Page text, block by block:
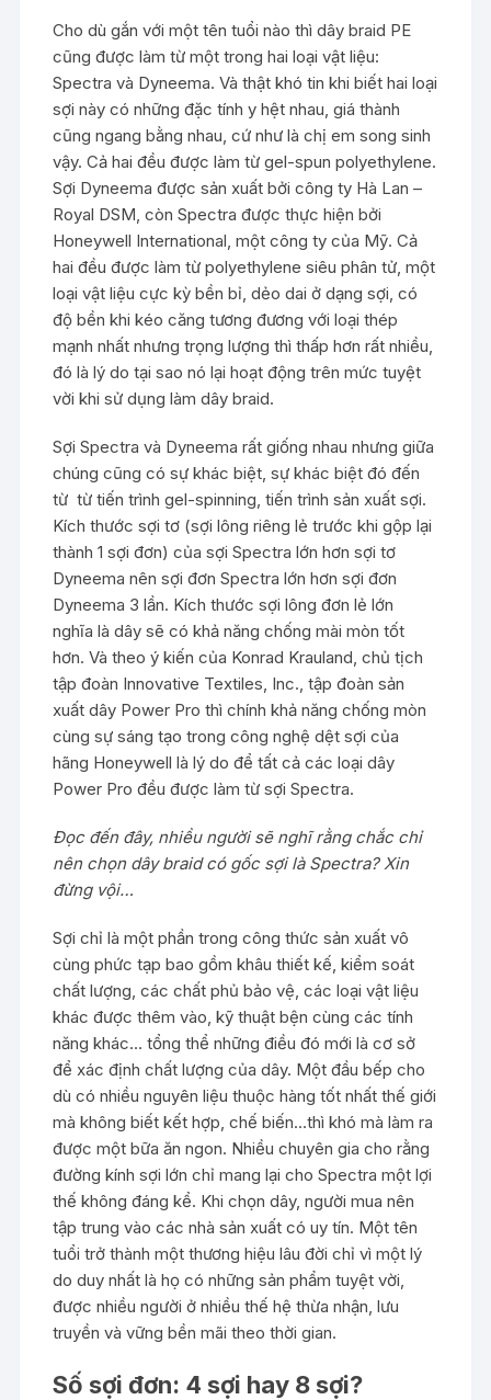
Cho dù gắn với một tên tuổi nào thì dây braid PE
cũng được làm từ một trong hai loại vật liệu:
Spectra và Dyneema. Và thật khó tin khi biết hai loại
sợi này có những đặc tính y hệt nhau, giá thành
cũng ngang bằng nhau, cứ như là chị em song sinh
vậy. Cả hai đều được làm từ gel-spun polyethylene.
Sợi Dyneema được sản xuất bởi công ty Hà Lan –
Royal DSM, còn Spectra được thực hiện bởi
Honeywell International, một công ty của Mỹ. Cả
hai đều được làm từ polyethylene siêu phân tử, một
loại vật liệu cực kỳ bền bỉ, dẻo dai ở dạng sợi, có
độ bền khi kéo căng tương đương với loại thép
mạnh nhất nhưng trọng lượng thì thấp hơn rất nhiều,
đó là lý do tại sao nó lại hoạt động trên mức tuyệt
vời khi sử dụng làm dây braid.
Sợi Spectra và Dyneema rất giống nhau nhưng giữa
chúng cũng có sự khác biệt, sự khác biệt đó đến
từ từ tiến trình gel-spinning, tiến trình sản xuất sợi.
Kích thước sợi tơ (sợi lông riêng lẻ trước khi gộp lại
thành 1 sợi đơn) của sợi Spectra lớn hơn sợi tơ
Dyneema nên sợi đơn Spectra lớn hơn sợi đơn
Dyneema 3 lần. Kích thước sợi lông đơn lẻ lớn
nghĩa là dây sẽ có khả năng chống mài mòn tốt
hơn. Và theo ý kiến của Konrad Krauland, chủ tịch
tập đoàn Innovative Textiles, Inc., tập đoàn sản
xuất dây Power Pro thì chính khả năng chống mòn
cùng sự sáng tạo trong công nghệ dệt sợi của
hãng Honeywell là lý do để tất cả các loại dây
Power Pro đều được làm từ sợi Spectra.
Đọc đến đây, nhiều người sẽ nghĩ rằng chắc chỉ
nên chọn dây braid có gốc sợi là Spectra? Xin
đừng vội…
Sợi chỉ là một phần trong công thức sản xuất vô
cùng phức tạp bao gồm khâu thiết kế, kiểm soát
chất lượng, các chất phủ bảo vệ, các loại vật liệu
khác được thêm vào, kỹ thuật bện cùng các tính
năng khác… tổng thể những điều đó mới là cơ sở
để xác định chất lượng của dây. Một đầu bếp cho
dù có nhiều nguyên liệu thuộc hàng tốt nhất thế giới
mà không biết kết hợp, chế biến…thì khó mà làm ra
được một bữa ăn ngon. Nhiều chuyên gia cho rằng
đường kính sợi lớn chỉ mang lại cho Spectra một lợi
thế không đáng kể. Khi chọn dây, người mua nên
tập trung vào các nhà sản xuất có uy tín. Một tên
tuổi trở thành một thương hiệu lâu đời chỉ vì một lý
do duy nhất là họ có những sản phẩm tuyệt vời,
được nhiều người ở nhiều thế hệ thừa nhận, lưu
truyền và vững bền mãi theo thời gian.
Số sợi đơn: 4 sợi hay 8 sợi?